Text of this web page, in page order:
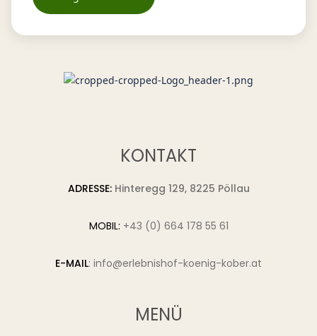
this
empty.
KONTAKT
ADRESSE: Hinteregg 129, 8225 Pöllau
MOBIL: +43 (0) 664 178 55 61
E-MAIL: info@erlebnishof-koenig-kober.at
MENÜ